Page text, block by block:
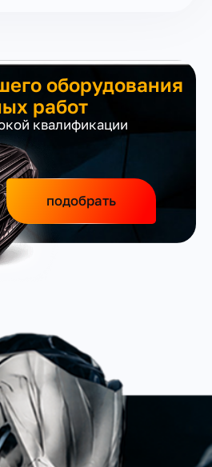
оборудования
работ
квалификации
подобрать